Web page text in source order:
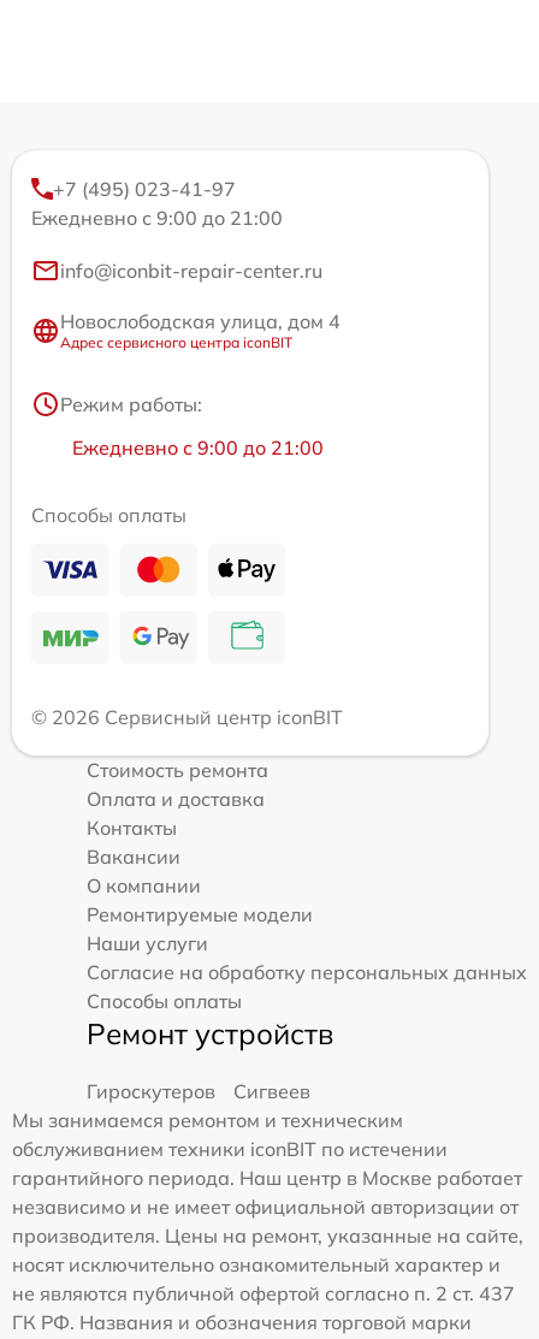
+7 (495) 023-41-97
Ежедневно с 9:00 до 21:00
info@iconbit-repair-center.ru
Новослободская улица, дом 4
Адрес сервисного центра iconBIT
Режим работы:
Ежедневно с 9:00 до 21:00
Способы оплаты
© 2026 Сервисный центр iconBIT
Стоимость ремонта
Оплата и доставка
Контакты
Вакансии
О компании
Ремонтируемые модели
Наши услуги
Согласие на обработку персональных данных
Способы оплаты
Ремонт устройств
Гироскутеров
Сигвеев
Мы занимаемся ремонтом и техническим
обслуживанием техники iconBIT по истечении
гарантийного периода. Наш центр в Москве работает
независимо и не имеет официальной авторизации от
производителя. Цены на ремонт, указанные на сайте,
носят исключительно ознакомительный характер и
не являются публичной офертой согласно п. 2 ст. 437
ГК РФ. Названия и обозначения торговой марки